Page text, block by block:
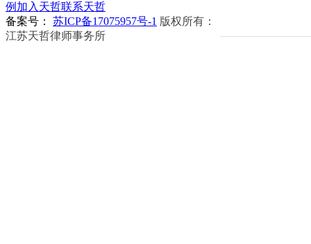
例 加入天哲联系天哲
备案号：
苏ICP备17075957号-1 版权所有：
江苏天哲律师事务所